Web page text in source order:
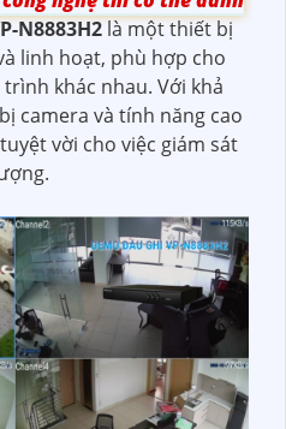
N8883H2là một thiết bị
linh hoạt, phù hợp cho
khác nhau. Với khả
camera và tính năng cao
vời cho việc giám sát